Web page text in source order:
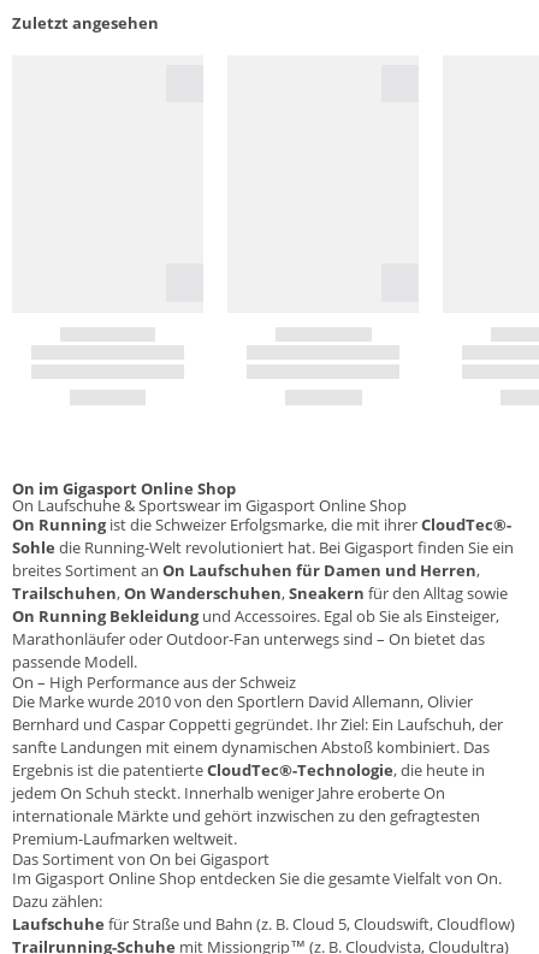
Zuletzt angesehen
On im Gigasport Online Shop
On Laufschuhe & Sportswear im Gigasport Online Shop
On Runningist die Schweizer Erfolgsmarke, die mit ihrerCloudTec®-
Sohle die Running-Welt revolutioniert hat. Bei Gigasport finden Sie ein
breites Sortiment an On Laufschuhen für Damen und Herren,
Trailschuhen,On Wanderschuhen,Sneakern für den Alltag sowie
On Running Bekleidungund Accessoires. Egal ob Sie als Einsteiger,
Marathonläufer oder Outdoor-Fan unterwegs sind – On bietet das
passende Modell.
On – High Performance aus der Schweiz
Die Marke wurde 2010 von den Sportlern David Allemann, Olivier
Bernhard und Caspar Coppetti gegründet. Ihr Ziel: Ein Laufschuh, der
sanfte Landungen mit einem dynamischen Abstoß kombiniert. Das
Ergebnis ist die patentierteCloudTec®-Technologie, die heute in
jedem On Schuh steckt. Innerhalb weniger Jahre eroberte On
internationale Märkte und gehört inzwischen zu den gefragtesten
Premium-Laufmarken weltweit.
Das Sortiment von On bei Gigasport
Im Gigasport Online Shop entdecken Sie die gesamte Vielfalt von On.
Dazu zählen:
Laufschuhe für Straße und Bahn (z. B. Cloud 5, Cloudswift, Cloudflow)
Trailrunning-Schuhe mit Missiongrip™ (z. B. Cloudvista, Cloudultra)